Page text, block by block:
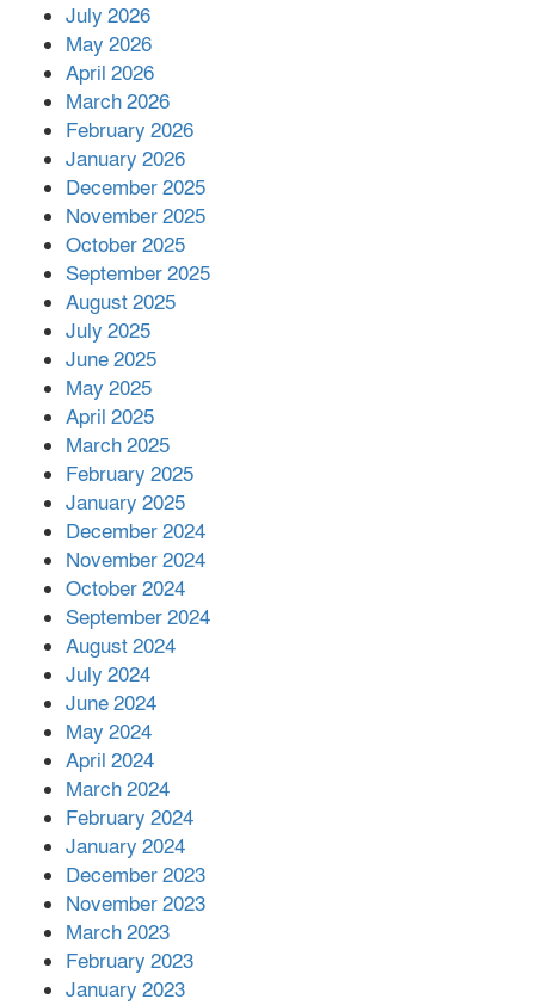
পর ফোন তারেক রহমানের,গ্যাস সঙ্কট
সহায়তা দিলেন সাচিং প্রু জেরী
July 2026
May 2026
April 2026
March 2026
February 2026
January 2026
December 2025
November 2025
October 2025
September 2025
August 2025
July 2025
June 2025
May 2025
April 2025
March 2025
February 2025
January 2025
December 2024
November 2024
October 2024
September 2024
August 2024
July 2024
June 2024
May 2024
April 2024
March 2024
February 2024
January 2024
December 2023
November 2023
March 2023
February 2023
January 2023